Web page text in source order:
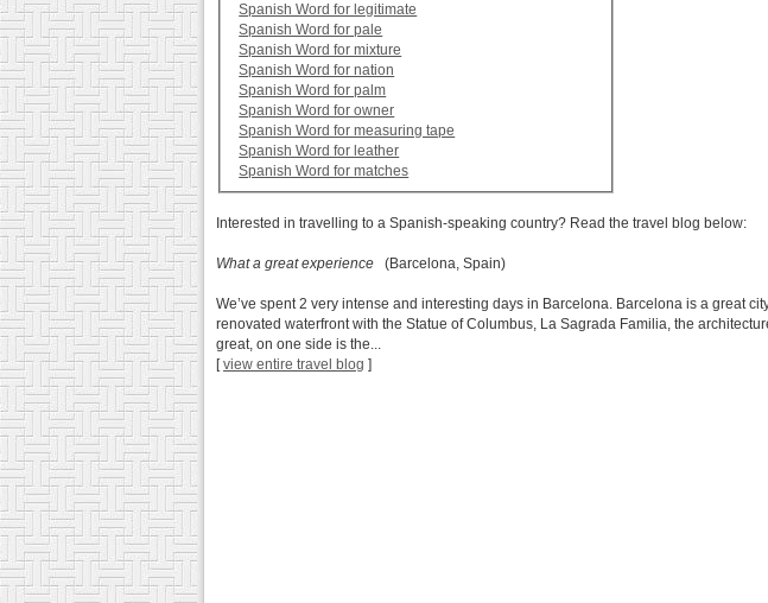
Spanish Word for legitimate
Spanish Word for pale
Spanish Word for mixture
Spanish Word for nation
Spanish Word for palm
Spanish Word for owner
Spanish Word for measuring tape
Spanish Word for leather
Spanish Word for matches
Interested in travelling to a Spanish-speaking country? Read the travel blog below:
What a great experience (Barcelona, Spain)
We’ve spent 2 very intense and interesting days in Barcelona. Barcelona is a great
renovated waterfront with the Statue of Columbus, La Sagrada Familia, the
great, on one side is the...
[view entire travel blog ]